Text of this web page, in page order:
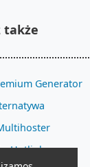
także
Generator
z Hotlink